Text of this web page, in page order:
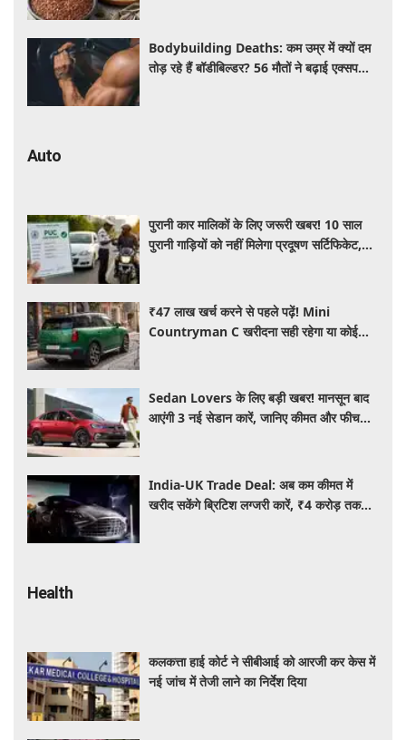
Bodybuilding Deaths: कम उम्र में क्यों दम
तोड़ रहे हैं बॉडीबिल्डर? 56 मौतों ने बढ़ाई एक्सपर्ट्स
Auto
पुरानी कार मालिकों के लिए जरूरी खबर! 10 साल
पुरानी गाड़ियों को नहीं मिलेगा प्रदूषण सर्टिफिकेट,
₹47 लाख खर्च करने से पहले पढ़ें! Mini
Countryman C खरीदना सही रहेगा या कोई
Sedan Lovers के लिए बड़ी खबर! मानसून बाद
आएंगी 3 नई सेडान कारें, जानिए कीमत और फीचर्स
India-UK Trade Deal: अब कम कीमत में
खरीद सकेंगे ब्रिटिश लग्जरी कारें, ₹4 करोड़ तक
Health
कलकत्ता हाई कोर्ट ने सीबीआई को आरजी कर केस में
नई जांच में तेजी लाने का निर्देश दिया